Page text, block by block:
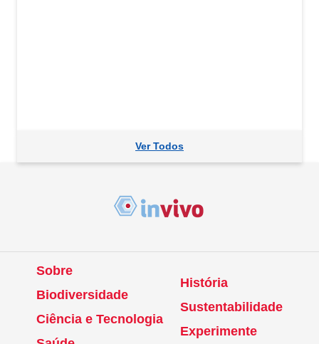
Ver Todos
Sobre
Biodiversidade
Ciência e Tecnologia
História
Sustentabilidade
Experimente